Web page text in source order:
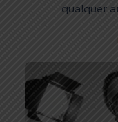
qualquer